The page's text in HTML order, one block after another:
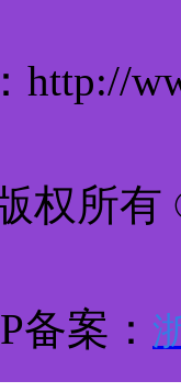
权所有
备案：